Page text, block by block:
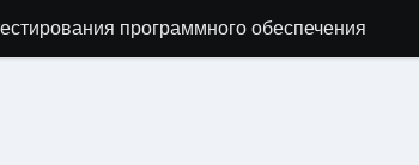
программного обеспечения
лечение и эстетические процедуры